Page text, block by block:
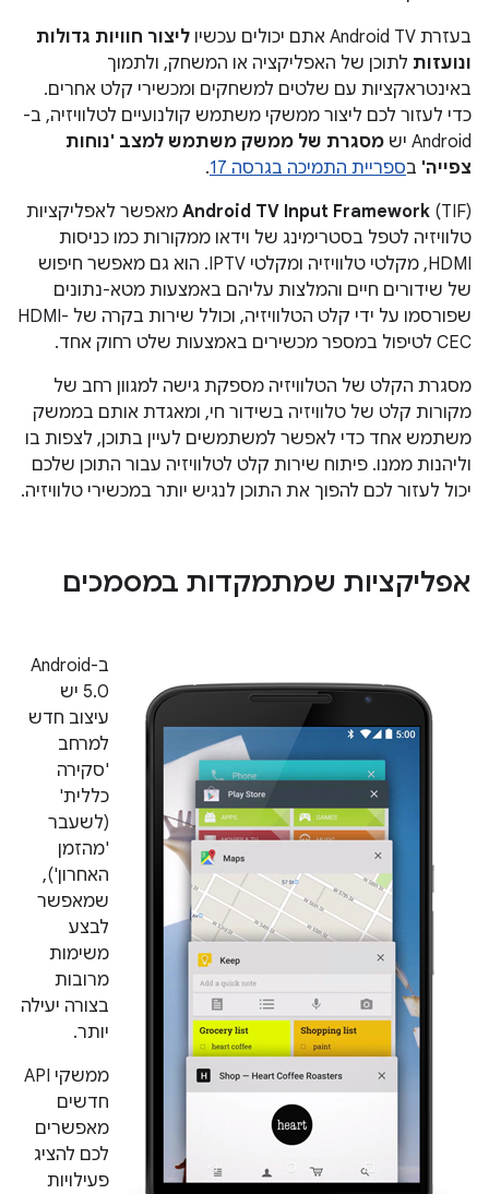
בעזרת Android TV אתם יכולים עכשיו
ליצור חוויות גדולות
ונועזות לתוכן של האפליקציה או המשחק, ולתמוך
באינטראקציות עם שלטים למשחקים ומכשירי קלט אחרים.
כדי לעזור לכם ליצור ממשקי משתמש קולנועיים לטלוויזיה, ב-
Android יש
מסגרת של ממשק משתמש למצב 'נוחות
צפייה' בספריית התמיכה בגרסה 17
.
Android TV Input Framework (TIF) מאפשר לאפליקציות
טלוויזיה לטפל בסטרימינג של וידאו ממקורות כמו כניסות
HDMI, מקלטי טלוויזיה ומקלטי IPTV. הוא גם מאפשר חיפוש
של שידורים חיים והמלצות עליהם באמצעות מטא-נתונים
שפורסמו על ידי קלט הטלוויזיה, וכולל שירות בקרה של HDMI-
CEC לטיפול במספר מכשירים באמצעות שלט רחוק אחד.
מסגרת הקלט של הטלוויזיה מספקת גישה למגוון רחב של
מקורות קלט של טלוויזיה בשידור חי, ומאגדת אותם בממשק
משתמש אחד כדי לאפשר למשתמשים לעיין בתוכן, לצפות בו
וליהנות ממנו. פיתוח שירות קלט לטלוויזיה עבור התוכן שלכם
יכול לעזור לכם להפוך את התוכן לנגיש יותר במכשירי טלוויזיה.
אפליקציות שמתמקדות במסמכים
ב-Android
5.0 יש
עיצוב חדש
למרחב
'סקירה
כללית'
(לשעבר
'מהזמן
האחרון'),
שמאפשר
לבצע
משימות
מרובות
בצורה יעילה
יותר.
ממשקי API
חדשים
מאפשרים
לכם להציג
פעילויות